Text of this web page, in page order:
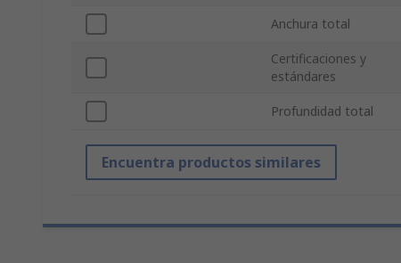
Anchura total
Certificaciones y
estándares
Profundidad total
Encuentra productos similares